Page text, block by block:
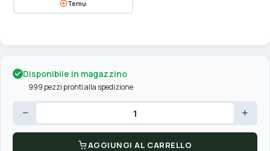
Temu
Disponibile in magazzino
999 pezzi pronti alla spedizione
− +
AGGIUNGI AL CARRELLO